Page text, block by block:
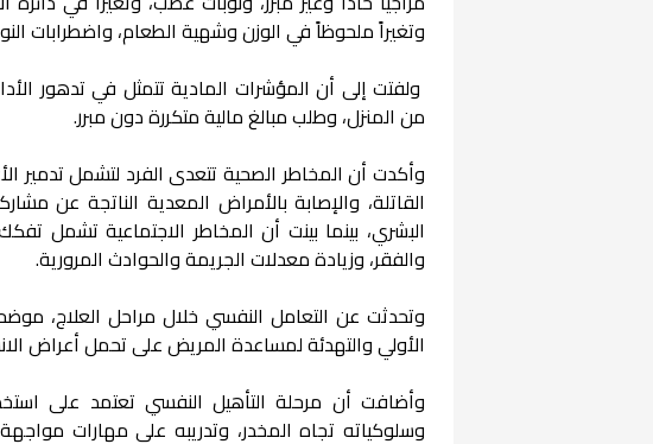
وتغيراً ملحوظاً في الوزن وشهية الطعام، واضطرابات
ولفتت إلى أن المؤشرات المادية تتمثل في تدهور
من المنزل، وطلب مبالغ مالية متكررة دون مبرر.
وأكدت أن المخاطر الصحية تتعدى الفرد لتشمل تدمير
القاتلة، والإصابة بالأمراض المعدية الناتجة عن
البشري، بينما بينت أن المخاطر الاجتماعية تشمل
والفقر، وزيادة معدلات الجريمة والحوادث المرورية.
الأولي والتهدئة لمساعدة المريض على تحمل أعراض
وسلوكياته تجاه المخدر، وتدريبه على مهارات